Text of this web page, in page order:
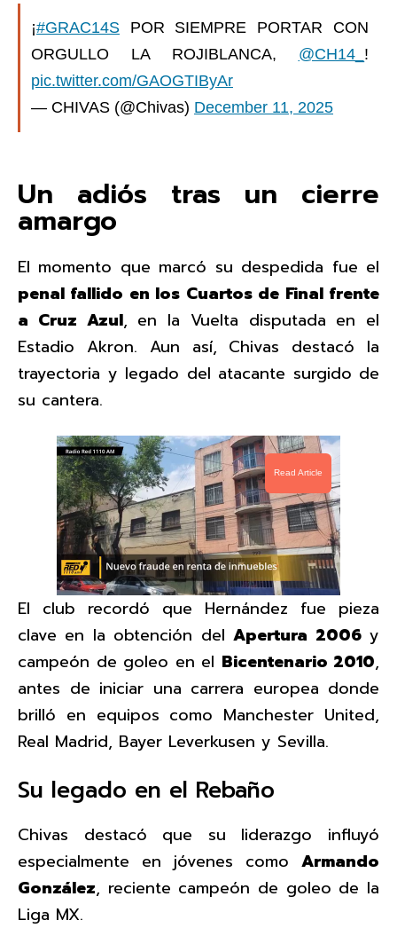
¡#GRAC14S POR SIEMPRE PORTAR CON
ORGULLO LA ROJIBLANCA, @CH14_ !
pic.twitter.com/GAOGTIByAr
— CHIVAS (@Chivas) December 11, 2025
Un adiós tras un cierre
amargo
El momento que marcó su despedida fue el
penal fallido en los Cuartos de Final frente
a Cruz Azul, en la Vuelta disputada en el
Estadio Akron. Aun así, Chivas destacó la
trayectoria y legado del atacante surgido de
su cantera.
Read Article
El club recordó que Hernández fue pieza
clave en la obtención delApertura 2006y
campeón de goleo en el Bicentenario 2010,
antes de iniciar una carrera europea donde
brilló en equipos como Manchester United,
Real Madrid, Bayer Leverkusen y Sevilla.
Su legado en el Rebaño
Chivas destacó que su liderazgo influyó
especialmente en jóvenes como Armando
González, reciente campeón de goleo de la
Liga MX.